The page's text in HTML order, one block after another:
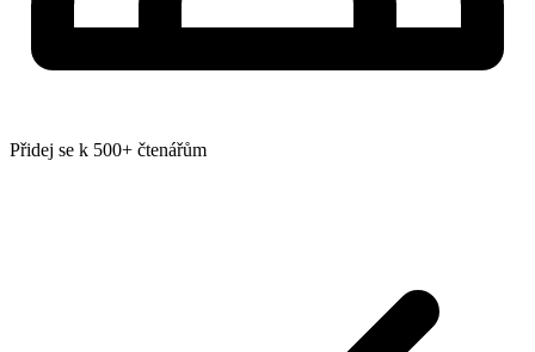
Přidej se k 500+ čtenářům